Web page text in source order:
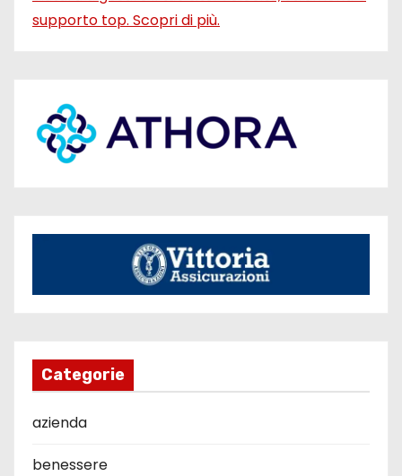
Categorie
azienda
benessere